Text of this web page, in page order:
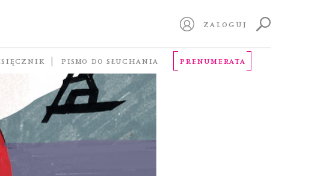
ZALOGUJ
PISMO DO SŁUCHANIA PRENUMERATA